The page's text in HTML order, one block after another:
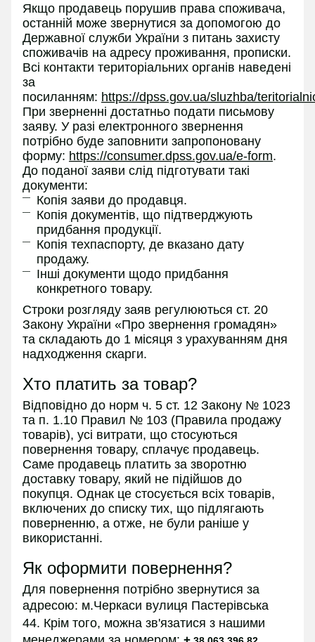
Якщо продавець порушив права споживача,
останній може звернутися за допомогою до
Державної служби України з питань захисту
споживачів на адресу проживання, прописки.
Всі контакти територіальних органів наведені
за
посиланням: https://dpss.gov.ua/sluzhba/
При зверненні достатньо подати письмову
заяву. У разі електронного звернення
потрібно буде заповнити запропоновану
форму: https://consumer.dpss.gov.ua/e-form.
До поданої заяви слід підготувати такі
документи:
Копія заяви до продавця.
Копія документів, що підтверджують
придбання продукції.
Копія техпаспорту, де вказано дату
продажу.
Інші документи щодо придбання
конкретного товару.
Строки розгляду заяв регулюються ст. 20
Закону України «Про звернення громадян»
та складають до 1 місяця з урахуванням дня
надходження скарги.
Хто платить за товар?
Відповідно до норм ч. 5 ст. 12 Закону № 1023
та п. 1.10 Правил № 103 (Правила продажу
товарів), усі витрати, що стосуються
повернення товару, сплачує продавець.
Саме продавець платить за зворотню
доставку товару, який не підійшов до
покупця. Однак це стосується всіх товарів,
включених до списку тих, що підлягають
поверненню, а отже, не були раніше у
використанні.
Як оформити повернення?
Для повернення потрібно звернутися за
адресою: м.Черкаси вулиця Пастерівська
44. Крім того, можна зв'язатися з нашими